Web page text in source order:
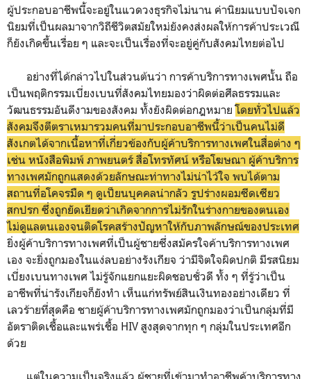
ผู้ประกอบอาชีพนี้จะอยู่ในแวดวงธุรกิจไม่นาน ค่านิยมแบบปัจเจก
นิยมที่เป็นผลมาจากวิถีชีวิตสมัยใหม่ยังคงส่งผลให้การค้าประเวณี
ก็ยังเกิดขึ้นเรื่อย ๆ และจะเป็นเรื่องที่จะอยู่คู่กับสังคมไทยต่อไป
อย่างที่ได้กล่าวไปในส่วนต้นว่า การค้าบริการทางเพศนั้น ถือ
เป็นพฤติกรรมเบี่ยงเบนที่สังคมไทยมองว่าผิดต่อศีลธรรมและ
วัฒนธรรมอันดีงามของสังคม ทั้งยังผิดต่อกฎหมายโดยทั่วไปแล้ว
สังคมจึงตีตราเหมารวมคนที่มาประกอบอาชีพนี้ว่าเป็นคนไม่ดี
สังเกตได้จากเนื้อหาที่เกี่ยวข้องกับผู้ค้าบริการทางเพศในสื่อต่าง ๆ
เช่น หนังสือพิมพ์ ภาพยนตร์ สื่อโทรทัศน์ หรือโฆษณา ผู้ค้าบริการ
ทางเพศมักถูกแสดงด้วยลักษณะท่าทางไม่น่าไว้ใจ พบได้ตาม
สถานที่อโคจรมืด ๆ ดูเป็ยนบุคคลน่ากลัว รูปร่างผอมซีดเซียว
สกปรก ซึ่งถูกยัดเยียดว่าเกิดจากการไม่รักในร่างกายของตนเอง
ไม่ดูแลตนเองจนติดโรคสร้างปัญหาให้กับภาพลักษณ์ของประเทศ
ยิ่งผู้ค้าบริการทางเพศที่เป็นผู้ชายซึ่งสมัครใจค้าบริการทางเพศ
เอง จะยิ่งถูกมองในแง่ลบอย่างรังเกียจ ว่ามีจิตใจผิดปกติ มีรสนิยม
เบี่ยงเบนทางเพศ ไม่รู้จักแยกแยะผิดชอบชั่วดี ทั้ง ๆ ที่รู้ว่าเป็น
อาชีพที่น่ารังเกียจก็ยังทำ เห็นแก่ทรัพย์สินเงินทองอย่างเดียว ที่
เลวร้ายที่สุดคือ ชายผู้ค้าบริการทางเพศมักถูกมองว่าเป็นกลุ่มที่มี
อัตราติดเชื้อและแพร่เชื้อ HIV สูงสุดจากทุก ๆ กลุ่มในประเทศอีก
ด้วย
แต่ในความเป็นจริงแล้ว ผู้ชายที่เข้ามาทำอาชีพค้าบริการทาง